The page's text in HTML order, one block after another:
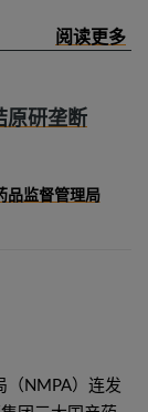
原研垄断
品监督管理局
NMPA）连发